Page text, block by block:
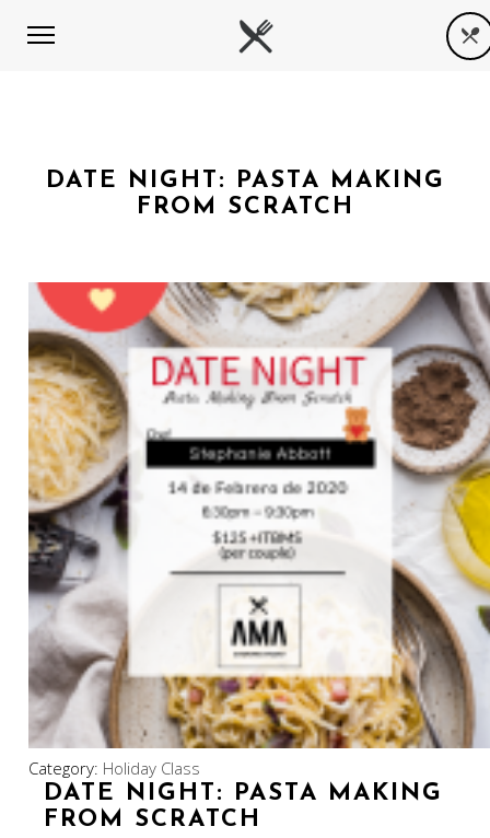
DATE NIGHT: PASTA MAKING
FROM SCRATCH
Category: Holiday Class
DATE NIGHT: PASTA MAKING
FROM SCRATCH